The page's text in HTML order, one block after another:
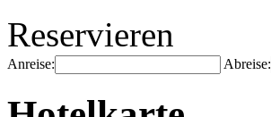
Reservieren
Anreise: Abreise: